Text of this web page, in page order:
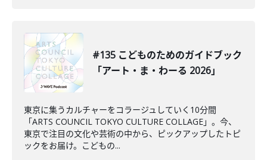
#135 こどものためのガイドブック
「アート・ま・わーる 2026」
東京に集うカルチャーをコラージュしていく10分間
「ARTS COUNCIL TOKYO CULTURE COLLAGE」。今、
東京で注目の文化や芸術の中から、ピックアップしたトピ
ックをお届け。こどもの...